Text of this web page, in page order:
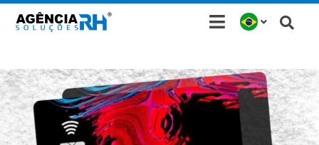
para
conteúdo